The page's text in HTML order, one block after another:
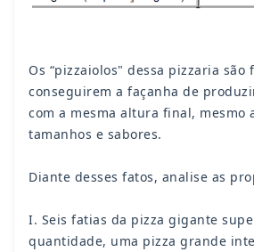
Os “pizzaiolos" dessa pizzaria são
conseguirem a façanha de
com a mesma altura final, mesmo
tamanhos e sabores.
Diante desses fatos, analise as
I. Seis fatias da pizza gigante
quantidade, uma pizza grande